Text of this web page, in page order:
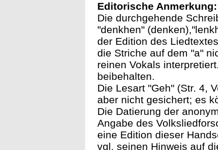
Editorische Anmerkung:
Die durchgehende
"denkhen"
der Edition des
die Striche auf dem "a"
reinen Vokals
beibehalten.
Die Lesart "Geh" (Str. 4,
aber nicht gesichert; es
Die Datierung der
Angabe des
eine Edition dieser
vgl. seinen Hinweis auf